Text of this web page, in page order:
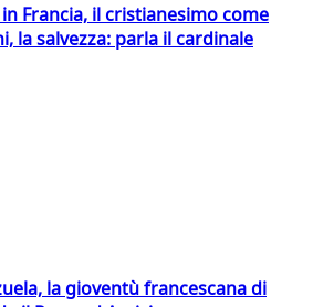
Francia, il cristianesimo come
la salvezza: parla il cardinale
la gioventù francescana di